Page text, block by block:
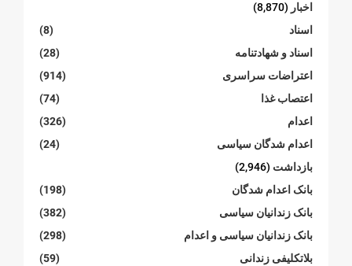
اخبار (8,870)
اسناد
(8)
اسناد و شهادتنامە
(28)
اعتراضات سراسری
(914)
اعتصاب غذا
(74)
اعدام
(326)
اعدام شدگان سیاسی
(24)
بازداشت (2,946)
بانک اعدام شدگان
(198)
بانک زندانیان سیاسی
(382)
بانک زندانیان سیاسی و اعدام
(298)
بلاتکلیفی زندانی
(59)